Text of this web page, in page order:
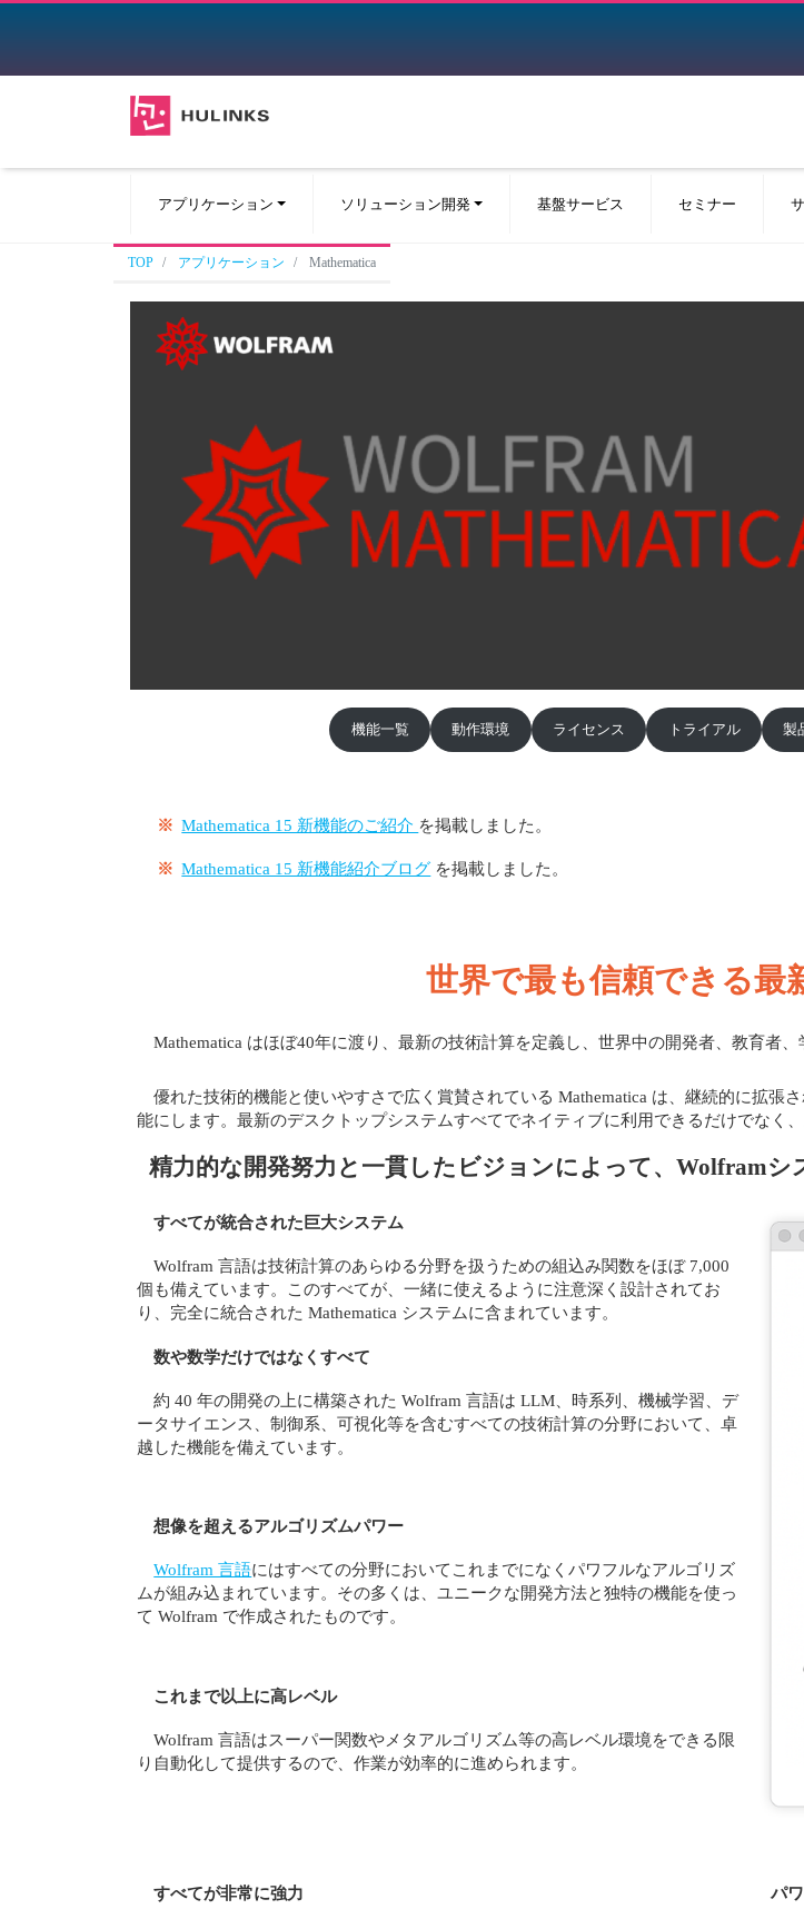
アプリケーション ソリューション開発 基盤サービス セミナー
TOP アプリケーション Mathematica
機能一覧 動作環境 ライセンス トライアル 製
※ Mathematica 15 新機能のご紹介 を掲載しました。
※ Mathematica 15 新機能紹介ブログ を掲載しました。
世界で最も信頼できる最
Mathematica はほぼ40年に渡り、最新の技術計算を定義し、世界中の開発者、教育者
優れた技術的機能と使いやすさで広く賞賛されている Mathematica は、継続的に拡
能にします。最新のデスクトップシステムすべてでネイティブに利用できるだけでなく
精力的な開発努力と一貫したビジョンによって、Wolfram
すべてが統合された巨大システム
Wolfram 言語は技術計算のあらゆる分野を扱うための組込み関数をほぼ 7,000
個も備えています。このすべてが、一緒に使えるように注意深く設計されてお
り、完全に統合された Mathematica システムに含まれています。
数や数学だけではなくすべて
約 40 年の開発の上に構築された Wolfram 言語は LLM、時系列、機械学習、デ
ータサイエンス、制御系、可視化等を含むすべての技術計算の分野において、卓
越した機能を備えています。
想像を超えるアルゴリズムパワー
Wolfram 言語にはすべての分野においてこれまでになくパワフルなアルゴリズ
ムが組み込まれています。その多くは、ユニークな開発方法と独特の機能を使っ
て Wolfram で作成されたものです。
これまで以上に高レベル
Wolfram 言語はスーパー関数やメタアルゴリズム等の高レベル環境をできる限
り自動化して提供するので、作業が効率的に進められます。
すべてが非常に強力 パ